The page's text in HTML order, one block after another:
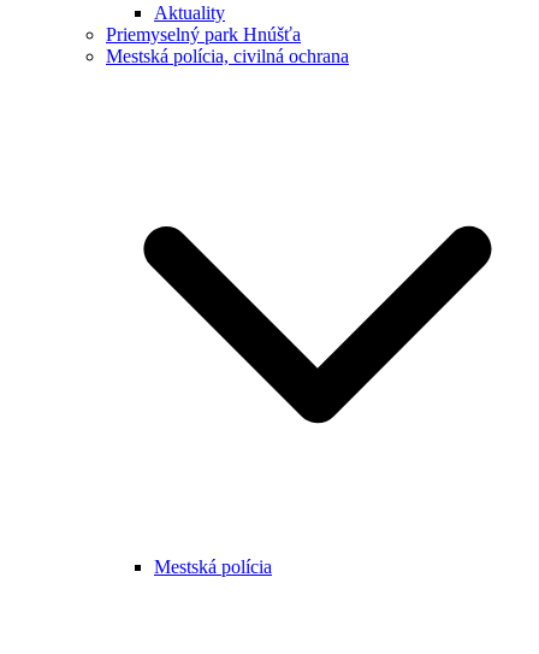
Aktuality
Priemyselný park Hnúšťa
Mestská polícia, civilná ochrana
Mestská polícia